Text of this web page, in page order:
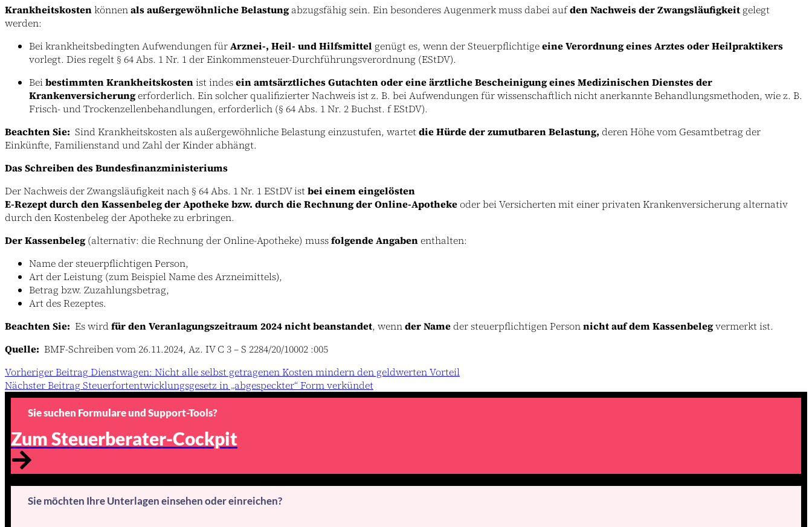
Krankheitskostenkönnenals außergewöhnliche Belastungabzugsfähig sein. Ein besonderes Augenmerk muss dabei aufden Nachweis der Zwangsläufigkeit gelegt
werden:
Bei krankheitsbedingten Aufwendungen fürArznei-, Heil- und Hilfsmittel genügt es, wenn der Steuerpflichtigeeine Verordnung eines Arztes oder Heilpraktikers
vorlegt. Dies regelt § 64 Abs. 1 Nr. 1 der Einkommensteuer-Durchführungsverordnung (EStDV).
Beibestimmten Krankheitskostenist indesein amtsärztliches Gutachten oder eine ärztliche Bescheinigung eines Medizinischen Dienstes der
Krankenversicherungerforderlich. Ein solcher qualifizierter Nachweis ist z. B. bei Aufwendungen für wissenschaftlich nicht anerkannte Behandlungsmethoden, wie z. B.
Frisch- und Trockenzellenbehandlungen, erforderlich (§ 64 Abs. 1 Nr. 2 Buchst. f EStDV).
Beachten Sie: Sind Krankheitskosten als außergewöhnliche Belastung einzustufen, wartetdie Hürde der zumutbaren Belastung, deren Höhe vom Gesamtbetrag der
Einkünfte, Familienstand und Zahl der Kinder abhängt.
Das Schreiben des Bundesfinanzministeriums
Der Nachweis der Zwangsläufigkeit nach § 64 Abs. 1 Nr. 1 EStDV istbei einem eingelösten
E-Rezept durch den Kassenbeleg der Apotheke bzw. durch die Rechnung der Online-Apotheke oder bei Versicherten mit einer privaten Krankenversicherung alternativ
durch den Kostenbeleg der Apotheke zu erbringen.
Der Kassenbeleg(alternativ: die Rechnung der Online-Apotheke) mussfolgende Angaben enthalten:
Name der steuerpflichtigen Person,
Art der Leistung (zum Beispiel Name des Arzneimittels),
Betrag bzw. Zuzahlungsbetrag,
Art des Rezeptes.
Beachten Sie: Es wirdfür den Veranlagungszeitraum 2024 nicht beanstandet, wennder Name der steuerpflichtigen Personnicht auf dem Kassenbelegvermerkt ist.
Quelle: BMF-Schreiben vom 26.11.2024, Az. IV C 3 – S 2284/20/10002 :005
VorherigerBeitragDienstwagen: Nicht alle selbst getragenen Kosten mindern den geldwerten Vorteil
NächsterBeitragSteuerfortentwicklungsgesetz in „abgespeckter“ Form verkündet
Sie suchen Formulare und Support-Tools?
Zum Steuerberater-Cockpit
Sie möchten Ihre Unterlagen einsehen oder einreichen?